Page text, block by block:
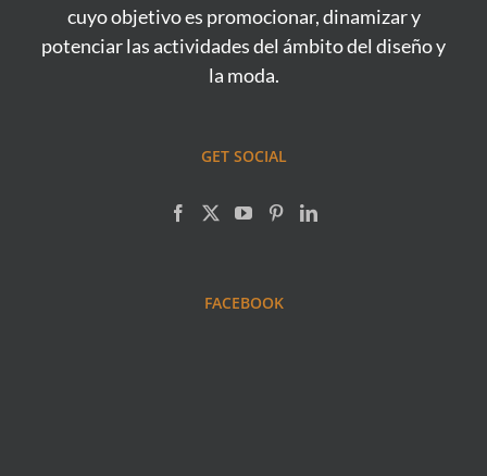
cuyo objetivo es promocionar, dinamizar y
potenciar las actividades del ámbito del diseño y
la moda.
GET SOCIAL
FACEBOOK